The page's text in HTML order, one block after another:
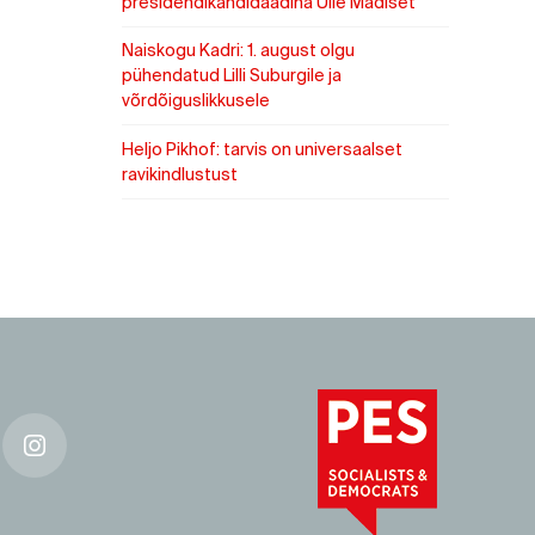
Naiskogu Kadri: 1. august olgu
pühendatud Lilli Suburgile ja
võrdõiguslikkusele
Heljo Pikhof: tarvis on universaalset
ravikindlustust